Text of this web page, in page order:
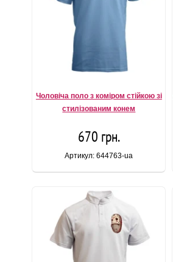
Чоловіча поло з коміром стійкою зі
стилізованим конем
670 грн.
Артикул: 644763-ua